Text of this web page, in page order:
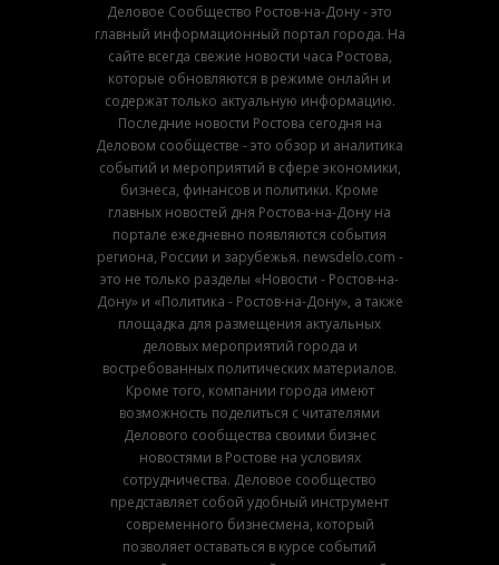
Деловое Сообщество Ростов-на-Дону - это
главный информационный портал города. На
сайте всегда свежие новости часа Ростова,
которые обновляются в режиме онлайн и
содержат только актуальную информацию.
Последние новости Ростова сегодня на
Деловом сообществе - это обзор и аналитика
событий и мероприятий в сфере экономики,
бизнеса, финансов и политики. Кроме
главных новостей дня Ростова-на-Дону на
портале ежедневно появляются события
региона, России и зарубежья. newsdelo.com -
это не только разделы «Новости - Ростов-на-
Дону» и «Политика - Ростов-на-Дону», а также
площадка для размещения актуальных
деловых мероприятий города и
востребованных политических материалов.
Кроме того, компании города имеют
возможность поделиться с читателями
Делового сообщества своими бизнес
новостями в Ростове на условиях
сотрудничества. Деловое сообщество
представляет собой удобный инструмент
современного бизнесмена, который
позволяет оставаться в курсе событий